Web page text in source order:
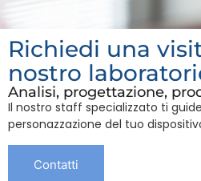
Richiedi una
nostro
Analisi, progettazione,
Il nostro staff specializzato ti
personazzazione del tuo
Contatti